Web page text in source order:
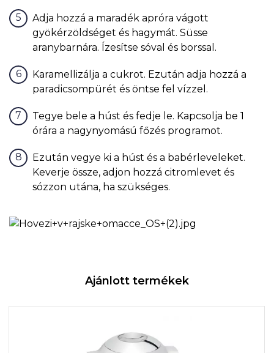
Adja hozzá a maradék apróra vágott
gyökérzöldséget és hagymát. Süsse
aranybarnára. Ízesítse sóval és borssal.
Karamellizálja a cukrot. Ezután adja hozzá a
paradicsompürét és öntse fel vízzel.
Tegye bele a húst és fedje le. Kapcsolja be 1
órára a nagynyomású főzés programot.
Ezután vegye ki a húst és a babérleveleket.
Keverje össze, adjon hozzá citromlevet és
sózzon utána, ha szükséges.
Ajánlott termékek